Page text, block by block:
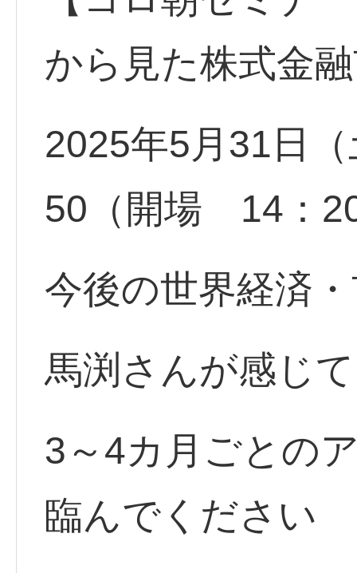
から見た株式金
2025年5月31日
50（開場 14：
今後の世界経済
馬渕さんが感じ
3～4カ月ごとの
臨んでください